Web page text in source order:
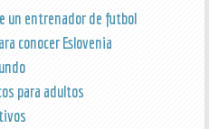
un entrenador de futbol
conocer Eslovenia
para adultos